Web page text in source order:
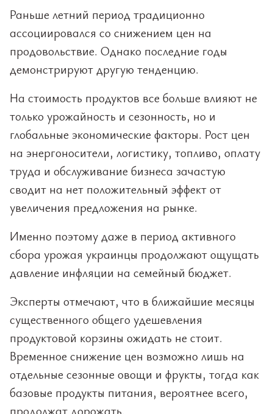
Раньше летний период традиционно
ассоциировался со снижением цен на
продовольствие. Однако последние годы
демонстрируют другую тенденцию.
На стоимость продуктов все больше влияют не
только урожайность и сезонность, но и
глобальные экономические факторы. Рост цен
на энергоносители, логистику, топливо, оплату
труда и обслуживание бизнеса зачастую
сводит на нет положительный эффект от
увеличения предложения на рынке.
Именно поэтому даже в период активного
сбора урожая украинцы продолжают ощущать
давление инфляции на семейный бюджет.
Эксперты отмечают, что в ближайшие месяцы
существенного общего удешевления
продуктовой корзины ожидать не стоит.
Временное снижение цен возможно лишь на
отдельные сезонные овощи и фрукты, тогда как
базовые продукты питания, вероятнее всего,
продолжат дорожать.